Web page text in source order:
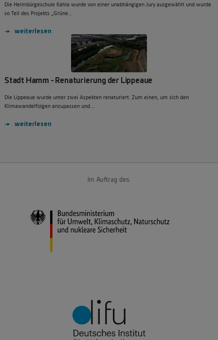
Die Heimbürgeschule Kahla wurde von einer unabhängigen Jury ausgewählt und wurde
so Teil des Projekts „Grüne...
weiterlesen
Stadt Hamm - Renaturierung der Lippeaue
Die Lippeaue wurde unter zwei Aspekten renaturiert. Zum einen, um sich den
Klimawandelfolgen anzupassen und...
weiterlesen
Im Auftrag des: